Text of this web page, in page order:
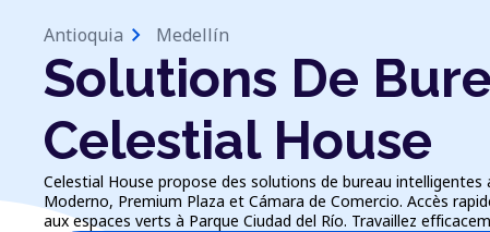
Antioquia chevron_right Medellín
Solutions De
Celestial House
Celestial House propose des solutions de bureau
Moderno, Premium Plaza et Cámara de Comercio. Accès
aux espaces verts à Parque Ciudad del Río. Travaillez